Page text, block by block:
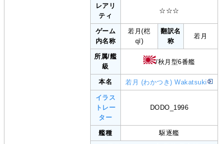
レアリ
ティ
☆☆☆
ゲーム
内名称
若月(桤
qī)
翻訳名
称
若月
所属/艦
級
/秋月型6番艦
本名 若月 (わかつき) Wakatsuki
イラス
トレー
ター
DODO_1996
艦種 駆逐艦